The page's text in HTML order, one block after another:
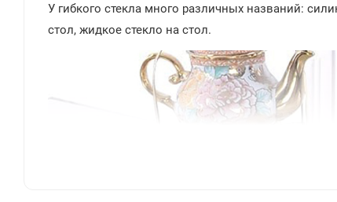
У гибкого стекла много различных названий:
стол, жидкое стекло на стол.